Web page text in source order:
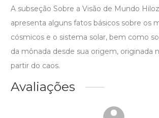
A subseção Sobre a Visão de Mundo
apresenta alguns fatos básicos sobre os
cósmicos e o sistema solar, bem como
da mônada desde sua origem, originada
partir do caos.
Avaliações